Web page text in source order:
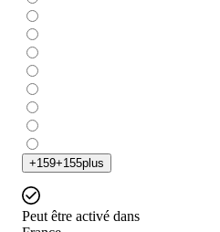
+159+155plus
Peut être activé dans